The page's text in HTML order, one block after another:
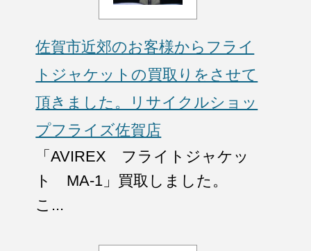
佐賀市近郊のお客様からフライ
トジャケットの買取りをさせて
頂きました。リサイクルショッ
プフライズ佐賀店
「AVIREX フライトジャケッ
ト MA-1」買取しました。
こ...